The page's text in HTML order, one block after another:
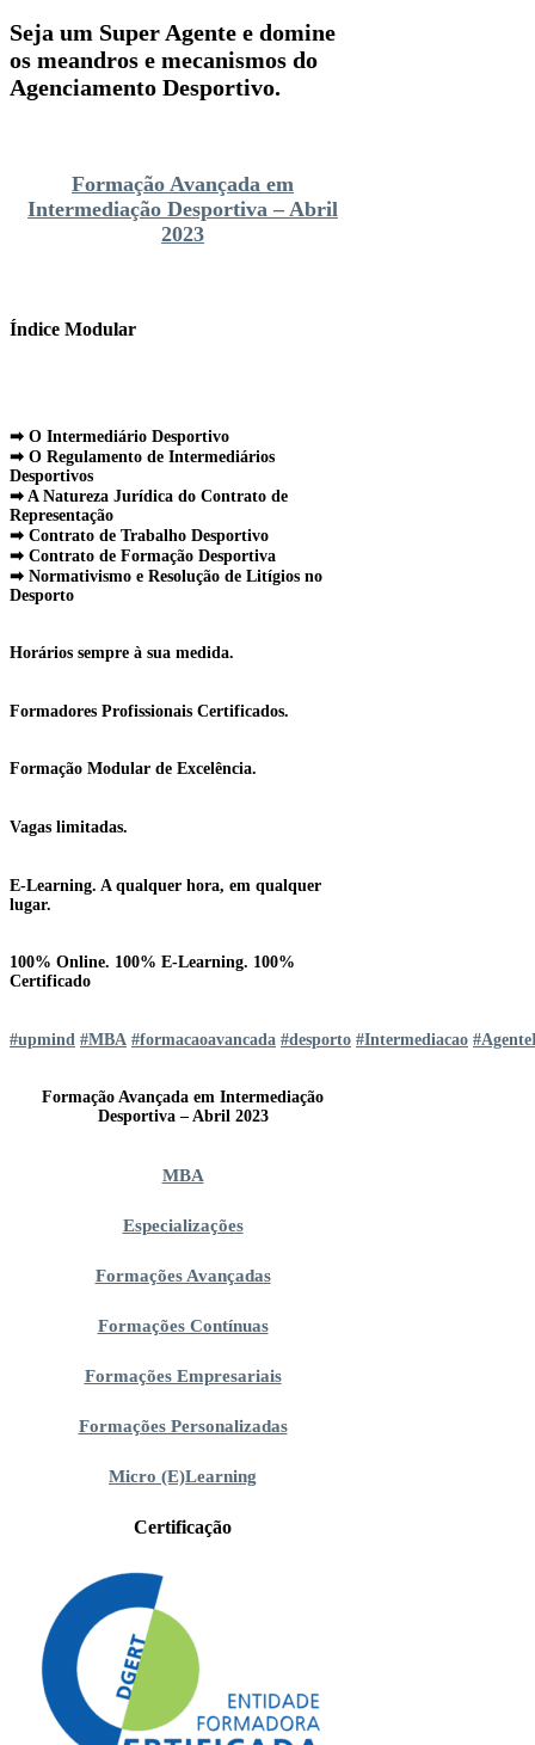
Seja um Super Agente e domine
os meandros e mecanismos do
Agenciamento Desportivo.
Formação Avançada em
Intermediação Desportiva – Abril
2023
Índice Modular
➡ O Intermediário Desportivo
➡ O Regulamento de Intermediários
Desportivos
➡ A Natureza Jurídica do Contrato de
Representação
➡ Contrato de Trabalho Desportivo
➡ Contrato de Formação Desportiva
➡ Normativismo e Resolução de Litígios no
Desporto
Horários sempre à sua medida.
Formadores Profissionais Certificados.
Formação Modular de Excelência.
Vagas limitadas.
E-Learning. A qualquer hora, em qualquer
lugar.
100% Online. 100% E-Learning. 100%
Certificado
#upmind #MBA #formacaoavancada #desporto #Intermediacao
Formação Avançada em Intermediação
Desportiva – Abril 2023
MBA
Especializações
Formações Avançadas
Formações Contínuas
Formações Empresariais
Formações Personalizadas
Micro (E)Learning
Certificação